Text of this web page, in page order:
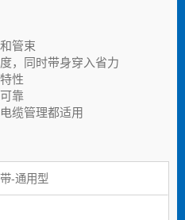
管束
，同时带身穿入省力
性
靠
缆管理都适用
-通用型